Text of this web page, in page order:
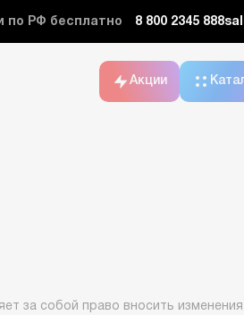
по РФ бесплатно 8 800 2345 888
Акции
за собой право вносить